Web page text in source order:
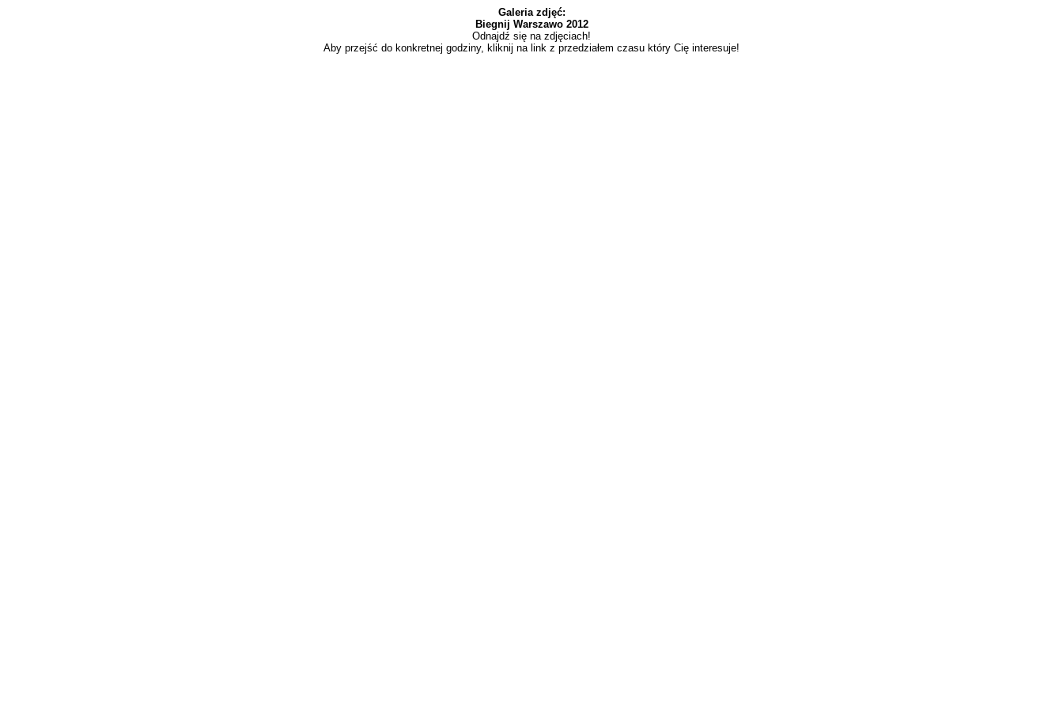
Galeria zdjęć:
Biegnij Warszawo 2012
Odnajdź się na zdjęciach!
Aby przejść do konkretnej godziny, kliknij na link z przedziałem czasu który Cię interesuje!